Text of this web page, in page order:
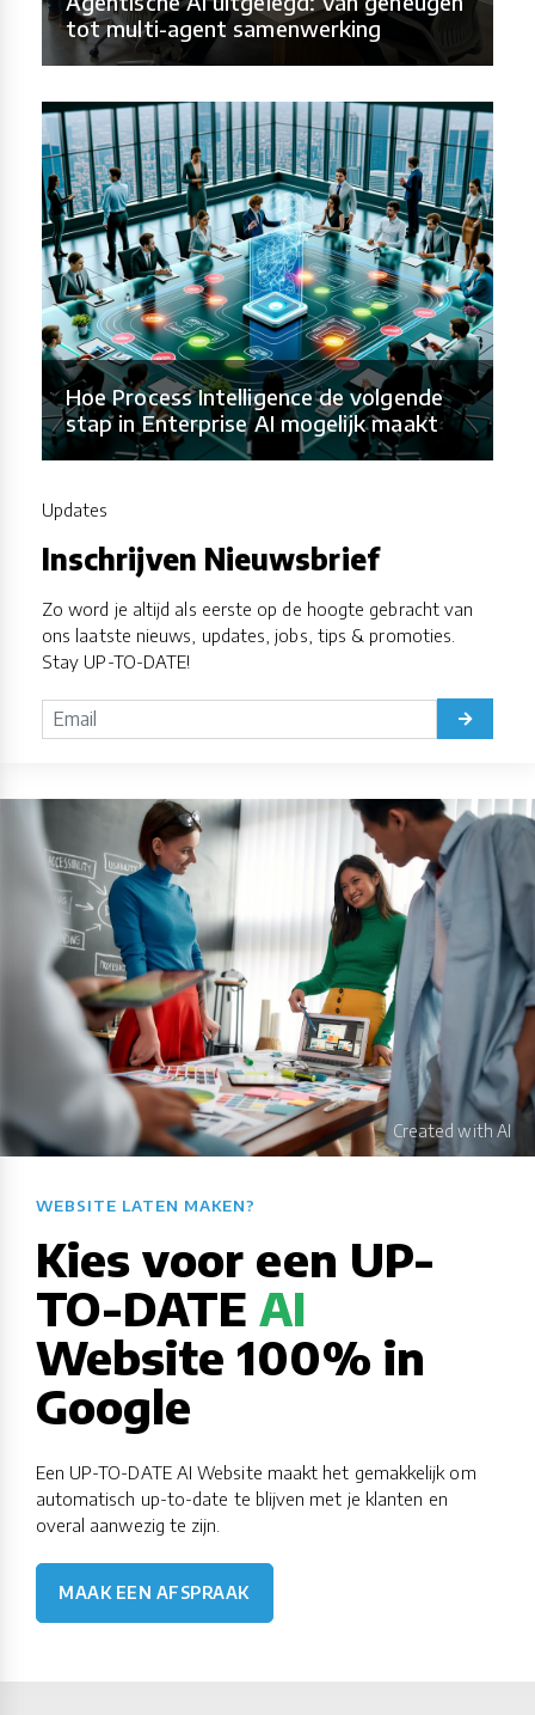
tot multi-agent samenwerking
Hoe Process Intelligence de volgende
stap in Enterprise AI mogelijk maakt
Updates
Inschrijven Nieuwsbrief
Zo word je altijd als eerste op de hoogte gebracht van
ons laatste nieuws, updates, jobs, tips & promoties.
Stay UP-TO-DATE!
WEBSITE LATEN MAKEN?​​​​​​​​​​​​​​
Kies voor een UP-
TO-DATE AI
Website 100% in
Google
Een UP-TO-DATE AI Website maakt het gemakkelijk om
automatisch up-to-date te blijven met je klanten en
overal aanwezig te zijn.
MAAK EEN AFSPRAAK